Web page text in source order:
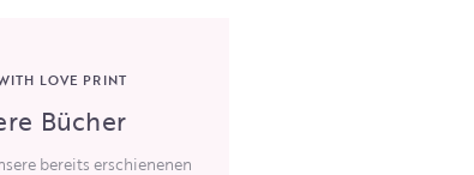
LOVE PRINT
Bücher
bereits erschienenen